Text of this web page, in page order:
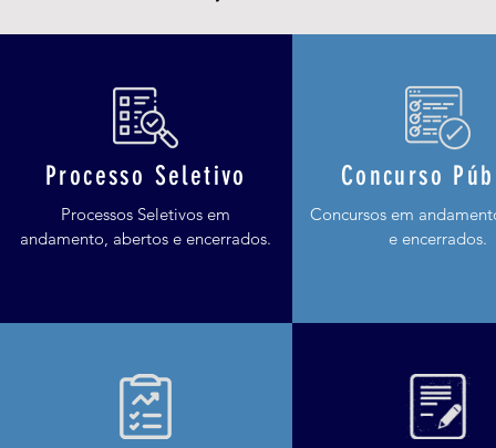
Processo Seletivo
Processos Seletivos em
andamento, abertos e encerrados.
Concurso
Concursos em
e encerrados.